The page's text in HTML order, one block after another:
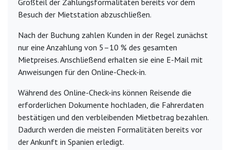
Großteil der Zahlungsformalitäten bereits vor dem
Besuch der Mietstation abzuschließen.
Nach der Buchung zahlen Kunden in der Regel zunächst
nur eine Anzahlung von 5–10 % des gesamten
Mietpreises. Anschließend erhalten sie eine E-Mail mit
Anweisungen für den Online-Check-in.
Während des Online-Check-ins können Reisende die
erforderlichen Dokumente hochladen, die Fahrerdaten
bestätigen und den verbleibenden Mietbetrag bezahlen.
Dadurch werden die meisten Formalitäten bereits vor
der Ankunft in Spanien erledigt.